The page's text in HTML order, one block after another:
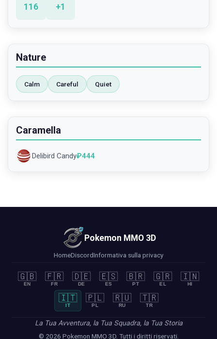
116 +1
Nature
Calm Careful Quiet
Caramella
Delibird Candy₽444
Pokemon MMO 3D
HomeDiscordInformativa sulla privacy
🇬🇧
EN
🇫🇷
FR
🇩🇪
DE
🇪🇸
ES
🇧🇷
PT
🇬🇷
EL
🇮🇳
HI
🇮🇹
IT
🇵🇱
PL
🇷🇺
RU
🇹🇷
TR
La Tua Avventura, la Tua Squadra, la Tua Storia
© 2026 Pokemon MMO 3D. Tutti i diritti riservati.